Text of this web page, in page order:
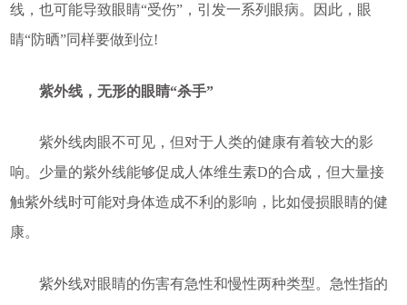
线，也可能导致眼睛“受伤”，引发一系列眼病。因此，眼
睛“防晒”同样要做到位!
紫外线，无形的眼睛“杀手”
紫外线肉眼不可见，但对于人类的健康有着较大的影
响。少量的紫外线能够促成人体维生素D的合成，但大量接
触紫外线时可能对身体造成不利的影响，比如侵损眼睛的健
康。
紫外线对眼睛的伤害有急性和慢性两种类型。急性指的